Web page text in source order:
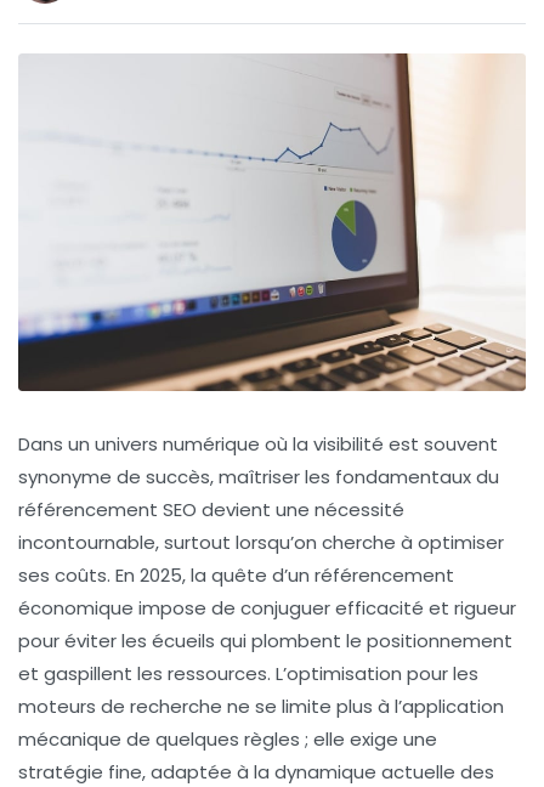
Dans un univers numérique où la visibilité est souvent
synonyme de succès, maîtriser les fondamentaux du
référencement SEO devient une nécessité
incontournable, surtout lorsqu’on cherche à optimiser
ses coûts. En 2025, la quête d’un référencement
économique impose de conjuguer efficacité et rigueur
pour éviter les écueils qui plombent le positionnement
et gaspillent les ressources. L’optimisation pour les
moteurs de recherche ne se limite plus à l’application
mécanique de quelques règles ; elle exige une
stratégie fine, adaptée à la dynamique actuelle des